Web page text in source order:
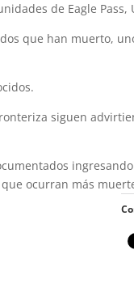
de Eagle
que han muerto,
siguen
ocurran más